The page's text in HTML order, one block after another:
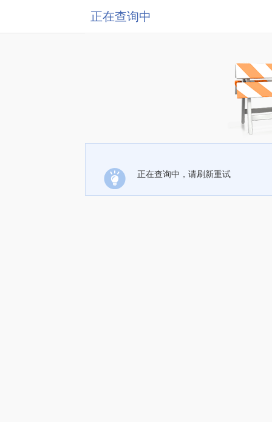
正在查询中
正在查询中，请刷新重试